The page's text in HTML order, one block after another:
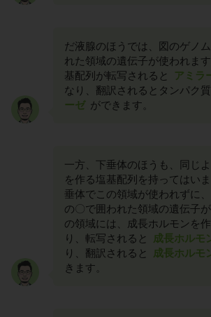
だ液腺のほうでは、図のゲノ
れた領域の遺伝子が使われま
基配列が転写されると
アミラ
なり、翻訳されるとタンパク
ーゼ ができます。
一方、下垂体のほうも、同じ
を作る塩基配列を持ってはい
垂体でこの領域が使われずに
の〇で囲われた領域の遺伝子
の領域には、成長ホルモンを
り、転写されると
成長ホルモ
り、翻訳されると
成長ホルモ
きます。